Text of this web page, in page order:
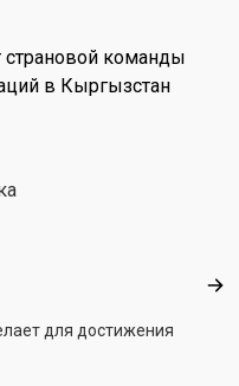
страновой команды
в Кыргызстан
Об
для достижения